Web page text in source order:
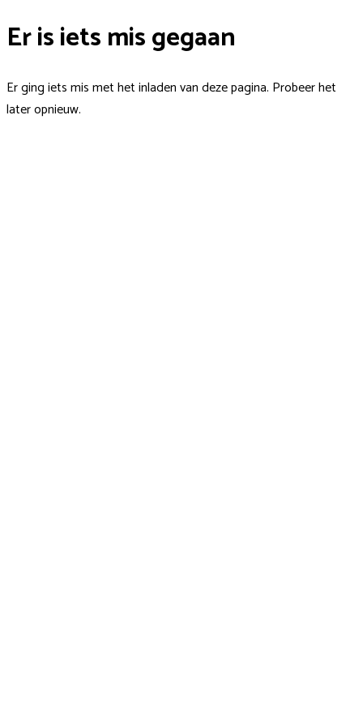
Er is iets mis gegaan
Er ging iets mis met het inladen van deze pagina. Probeer het
later opnieuw.